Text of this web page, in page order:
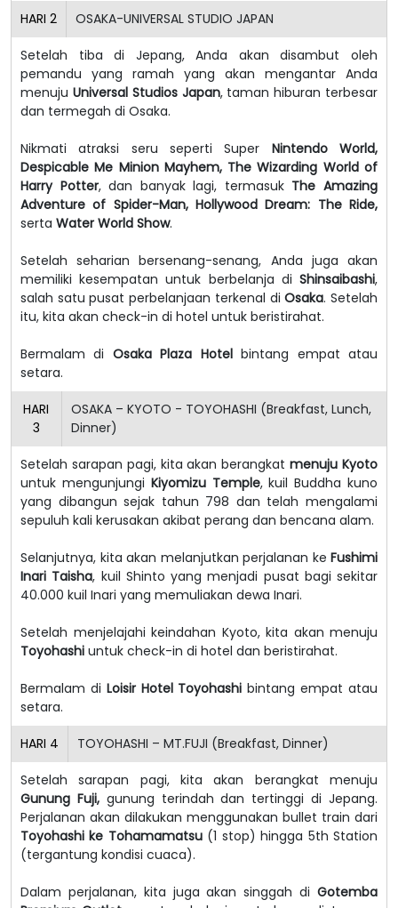
HARI 2 OSAKA-UNIVERSAL STUDIO JAPAN
Setelah tiba di Jepang, Anda akan disambut oleh
pemandu yang ramah yang akan mengantar Anda
menuju Universal Studios Japan, taman hiburan terbesar
dan termegah di Osaka.
Nikmati atraksi seru seperti Super Nintendo World,
Despicable Me Minion Mayhem, The Wizarding World of
Harry Potter, dan banyak lagi, termasuk The Amazing
Adventure of Spider-Man, Hollywood Dream: The Ride,
serta Water World Show.
Setelah seharian bersenang-senang, Anda juga akan
memiliki kesempatan untuk berbelanja di Shinsaibashi,
salah satu pusat perbelanjaan terkenal diOsaka.Setelah
itu, kita akan check-in di hotel untuk beristirahat.
Bermalam di Osaka Plaza Hotelbintang empat atau
setara.
HARI
3
OSAKA – KYOTO - TOYOHASHI (Breakfast, Lunch,
Dinner)
Setelah sarapan pagi, kita akan berangkatmenuju Kyoto
untuk mengunjungi Kiyomizu Temple, kuil Buddha kuno
yang dibangun sejak tahun 798 dan telah mengalami
sepuluh kali kerusakan akibat perang dan bencana alam.
Selanjutnya, kita akan melanjutkan perjalanan ke Fushimi
Inari Taisha, kuil Shinto yang menjadi pusat bagi sekitar
40.000 kuil Inari yang memuliakan dewa Inari.
Setelah menjelajahi keindahan Kyoto, kita akan menuju
Toyohashi untuk check-in di hotel dan beristirahat.
Bermalam di Loisir Hotel Toyohashi bintang empat atau
setara.
HARI 4 TOYOHASHI – MT.FUJI (Breakfast, Dinner)
Setelah sarapan pagi, kita akan berangkat menuju
Gunung Fuji,gunung terindah dan tertinggi di Jepang.
Perjalanan akan dilakukan menggunakan bullet train dari
Toyohashi ke Tohamamatsu(1 stop) hingga 5th Station
(tergantung kondisi cuaca).
Dalam perjalanan, kita juga akan singgah di Gotemba